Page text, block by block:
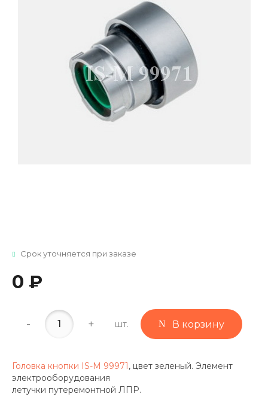
Срок уточняется при заказе
0 ₽
- + шт. В корзину
Головка кнопки IS-M 99971 , цвет зеленый. Элемент
электрооборудования
летучки путеремонтной ЛПР.